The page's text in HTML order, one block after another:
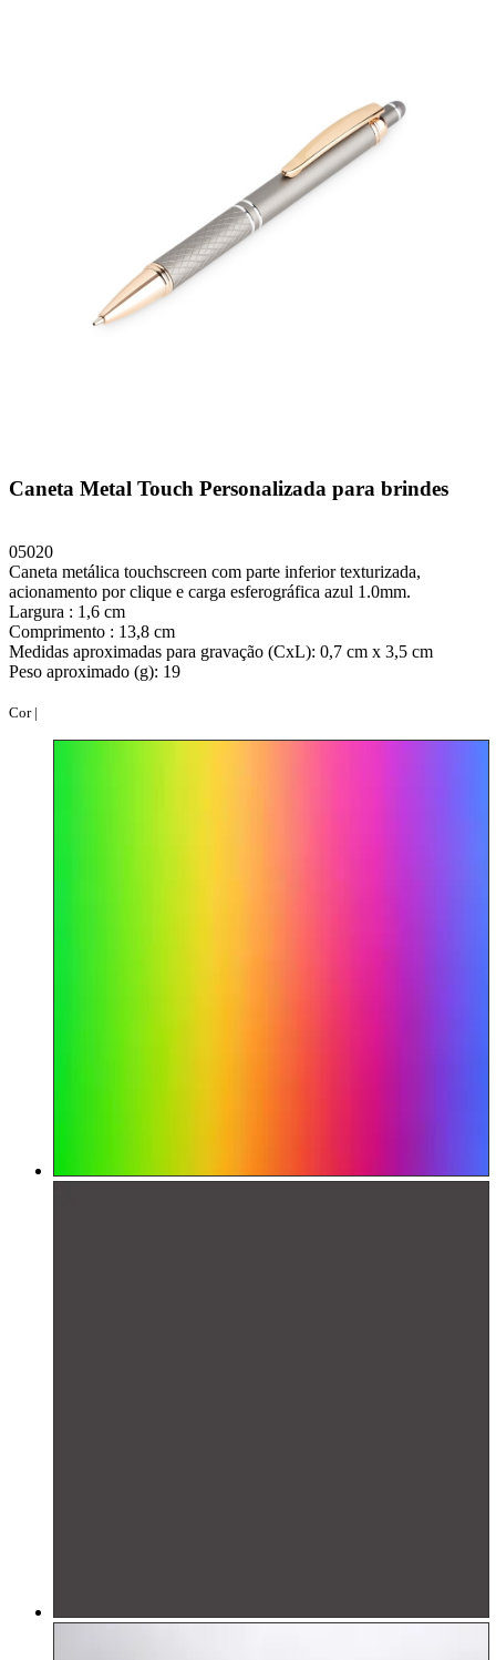
Caneta Metal Touch Personalizada para brindes
05020
Caneta metálica touchscreen com parte inferior texturizada,
acionamento por clique e carga esferográfica azul 1.0mm.
Largura : 1,6 cm
Comprimento : 13,8 cm
Medidas aproximadas para gravação (CxL): 0,7 cm x 3,5 cm
Peso aproximado (g): 19
Cor |